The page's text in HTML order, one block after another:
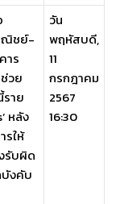
ณิชย์-
าร
วย
ราย
หลัง
รให้
รับผิด
งคับ
วัน
พฤหัสบดี,
11
กรกฎาคม
2567
16:30